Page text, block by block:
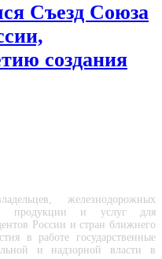
Съезд Союза
создания
железнодорожных
про­дукции и услуг для
России и стран ближнего
в работе государственные
и надзорной власти в